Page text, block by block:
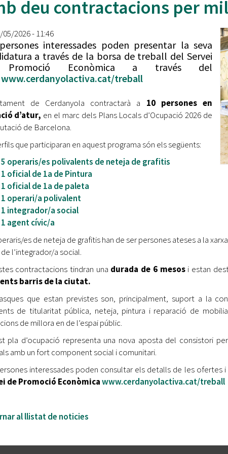
Oberta la convocatòria d'Ajuts per a l'autoocupació
jove 2026
Cerdanyola opta a més de 5 milions d'euros del Pla de
Barris per transformar les Fontetes, Quatre Cantons i
l'entorn de l'avinguda Catalunya
El FIT presenta el cartell de la seva 16a edició i dona el
L’Ajuntament reparteix ulleres gratuïtes per veure
l'eclipsi solar
deu contractacions per
05/2026 - 11:46
interessades poden presentar la seva
a través de la borsa de treball del Servei
Econòmica a través del
www.cerdanyolactiva.cat/treball
de Cerdanyola contractarà a 10 persones en
d’atur, en el marc dels Plans Locals d’Ocupació 2026 de
de Barcelona.
que participaran en aquest programa són els següents:
5 operaris/es polivalents de neteja de grafitis
1 oficial de 1a de Pintura
1 oficial de 1a de paleta
1 operari/a polivalent
1 integrador/a social
1 agent cívic/a
es de neteja de grafitis han de ser persones ateses a la
de l’integrador/a social.
contractacions tindran una durada de 6 mesosi estan
barris de la ciutat.
que estan previstes son, principalment, suport a la
de titularitat pública, neteja, pintura i reparació de
de millora en de l’espai públic.
pla d’ocupació representa una nova aposta del consistori
amb un fort component social i comunitari.
interessades poden consultar els detalls de les ofertes i
de Promoció Econòmicawww.cerdanyolactiva.cat/treball
al llistat de noticies